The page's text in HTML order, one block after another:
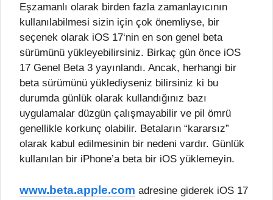
Eşzamanlı olarak birden fazla zamanlayıcının
kullanılabilmesi sizin için çok önemliyse, bir
seçenek olarak iOS 17‘nin en son genel beta
sürümünü yükleyebilirsiniz. Birkaç gün önce iOS
17 Genel Beta 3 yayınlandı. Ancak, herhangi bir
beta sürümünü yüklediyseniz bilirsiniz ki bu
durumda günlük olarak kullandığınız bazı
uygulamalar düzgün çalışmayabilir ve pil ömrü
genellikle korkunç olabilir. Betaların “kararsız”
olarak kabul edilmesinin bir nedeni vardır. Günlük
kullanılan bir iPhone’a beta bir iOS yüklemeyin.
www.beta.apple.com adresine giderek iOS 17